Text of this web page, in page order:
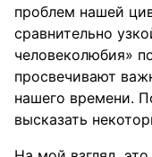
проблем нашей
сравнительно
человеколюбия»
просвечивают
нашего времени.
высказать